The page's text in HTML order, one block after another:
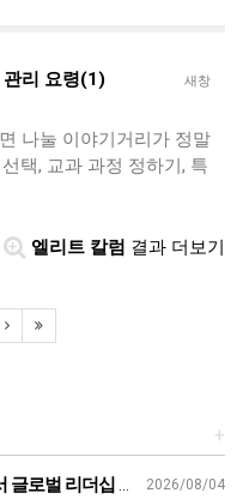
새창
리 요령(1)
나눌 이야기거리가 정말
택, 교과 과정 정하기, 특
엘리트 칼럼 결과 더보기
+
2026/08/04
험 - 전남인터넷신문